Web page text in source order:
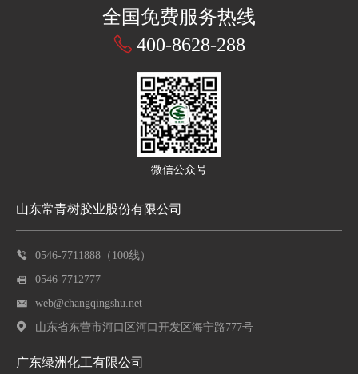
全国免费服务热线
400-8628-288
微信公众号
山东常青树胶业股份有限公司
0546-7711888（100线）
0546-7712777
web@changqingshu.net
山东省东营市河口区河口开发区海宁路777号
广东绿洲化工有限公司